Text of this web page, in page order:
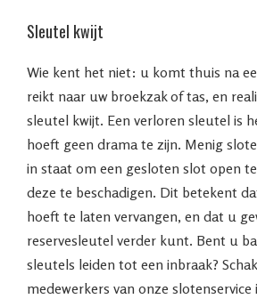
Sleutel kwijt
Wie kent het niet: u komt thuis na
reikt naar uw broekzak of tas, en
sleutel kwijt. Een verloren sleutel is
hoeft geen drama te zijn. Menig
in staat om een gesloten slot open
deze te beschadigen. Dit betekent
hoeft te laten vervangen, en dat u
reservesleutel verder kunt. Bent u
sleutels leiden tot een inbraak?
medewerkers van onze